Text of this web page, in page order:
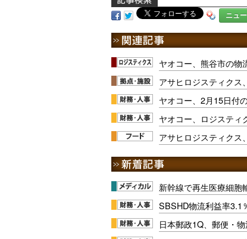
ニュ
ヤオコー、熊谷市の物
アサヒロジスティクス
ヤオコー、2月15日付
ヤオコー、ロジスティ
アサヒロジスティクス
新幹線で再生医療細胞
SBSHD物流利益率3.1
日本郵政1Q、郵便・